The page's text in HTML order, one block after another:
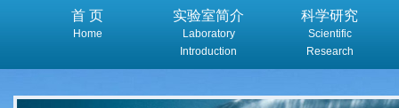
首 页
Home
实验室简介
Laboratory
Introduction
科学研究
Scientific
Research